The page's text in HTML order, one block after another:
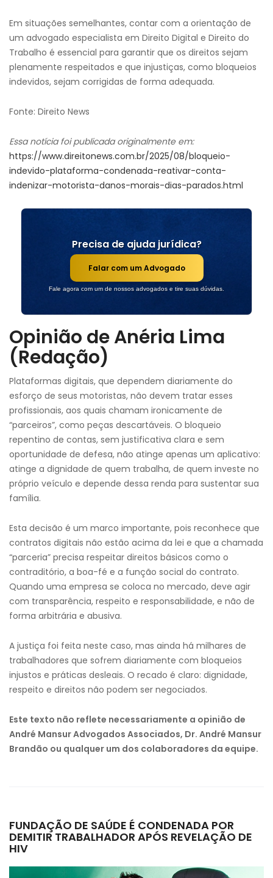
Em situações semelhantes, contar com a orientação de
um advogado especialista em Direito Digital e Direito do
Trabalho é essencial para garantir que os direitos sejam
plenamente respeitados e que injustiças, como bloqueios
indevidos, sejam corrigidas de forma adequada.
Fonte: Direito News
Essa notícia foi publicada originalmente em:
https://www.direitonews.com.br/2025/08/bloqueio-
indevido-plataforma-condenada-reativar-conta-
indenizar-motorista-danos-morais-dias-parados.html
Precisa de ajuda jurídica?
Falar com um Advogado
Fale agora com um de nossos advogados e tire suas dúvidas.
Opinião de Anéria Lima
(Redação)
Plataformas digitais, que dependem diariamente do
esforço de seus motoristas, não devem tratar esses
profissionais, aos quais chamam ironicamente de
“parceiros”, como peças descartáveis. O bloqueio
repentino de contas, sem justificativa clara e sem
oportunidade de defesa, não atinge apenas um aplicativo:
atinge a dignidade de quem trabalha, de quem investe no
próprio veículo e depende dessa renda para sustentar sua
família.
Esta decisão é um marco importante, pois reconhece que
contratos digitais não estão acima da lei e que a chamada
“parceria” precisa respeitar direitos básicos como o
contraditório, a boa-fé e a função social do contrato.
Quando uma empresa se coloca no mercado, deve agir
com transparência, respeito e responsabilidade, e não de
forma arbitrária e abusiva.
A justiça foi feita neste caso, mas ainda há milhares de
trabalhadores que sofrem diariamente com bloqueios
injustos e práticas desleais. O recado é claro: dignidade,
respeito e direitos não podem ser negociados.
Este texto não reflete necessariamente a opinião de
André Mansur Advogados Associados, Dr. André Mansur
Brandão ou qualquer um dos colaboradores da equipe.
FUNDAÇÃO DE SAÚDE É CONDENADA POR
DEMITIR TRABALHADOR APÓS REVELAÇÃO DE
HIV